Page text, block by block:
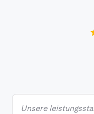
Unsere